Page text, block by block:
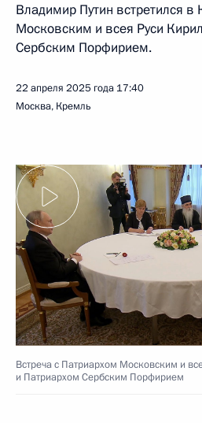
Владимир Путин встретился
Московским и всея Руси
Сербским Порфирием.
22 апреля 2025 года 17:40
Москва, Кремль
Встреча с Патриархом Московским и
и Патриархом Сербским Порфирием